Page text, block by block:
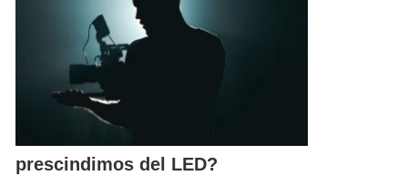
prescindimos del LED?